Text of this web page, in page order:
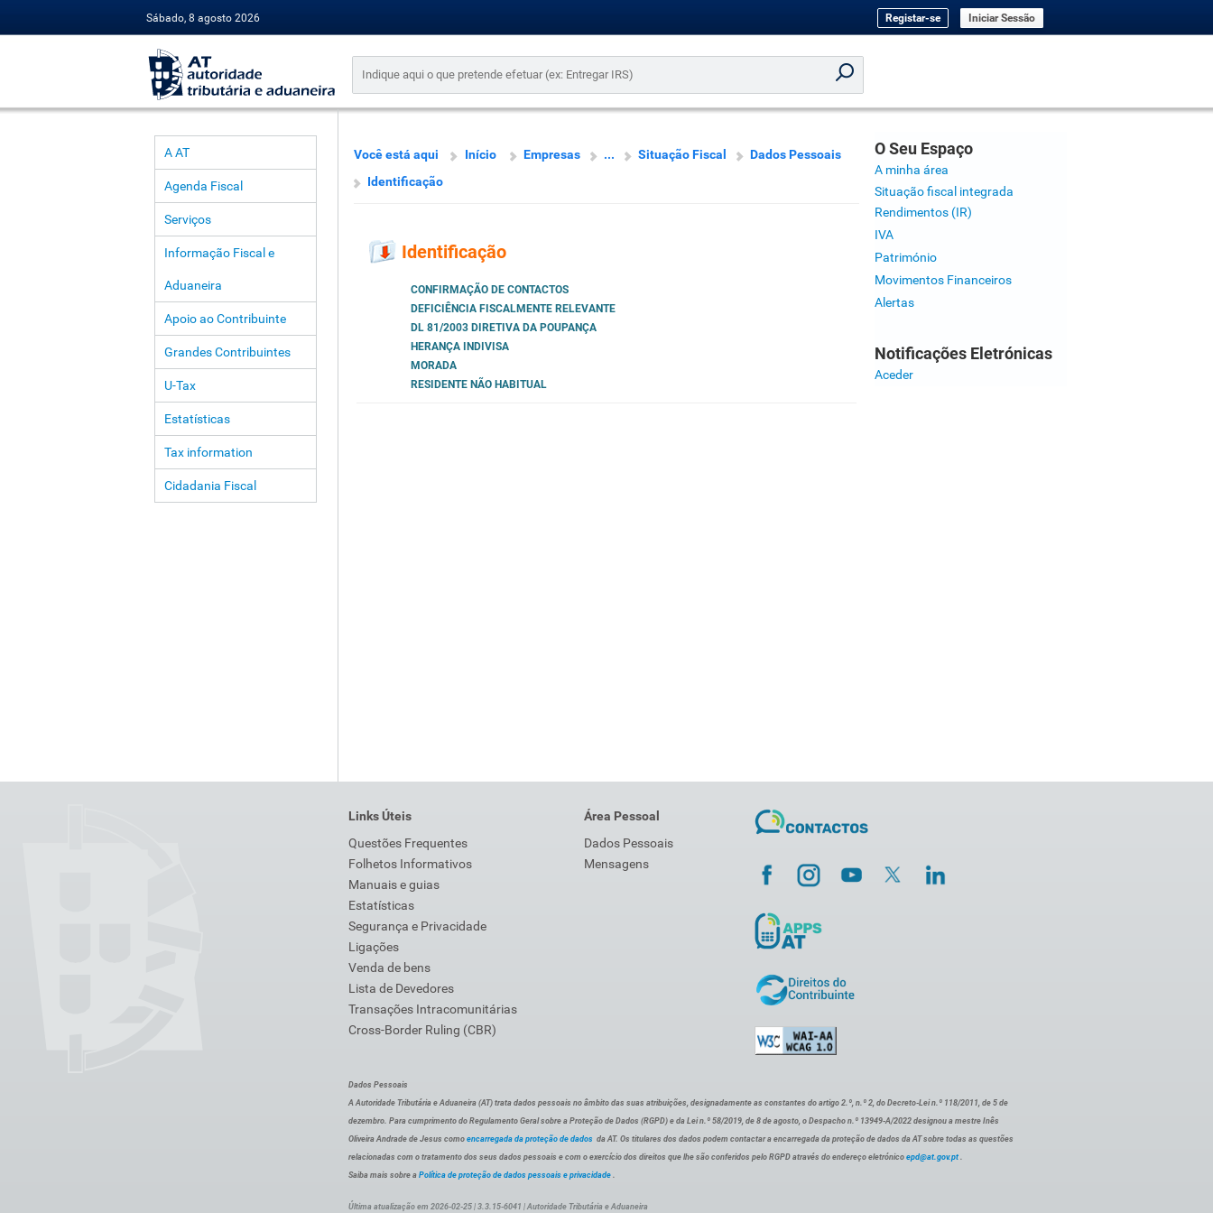
Sábado, 8 agosto 2026 Registar-se Iniciar Sessão
A AT
Agenda Fiscal
Serviços
Informação Fiscal e
Aduaneira
Apoio ao Contribuinte
Grandes Contribuintes
U-Tax
Estatísticas
Tax information
Cidadania Fiscal
Você está aqui Início Empresas ... Situação Fiscal
Dados Pessoais
Identificação
Identificação
CONFIRMAÇÃO DE CONTACTOS
DEFICIÊNCIA FISCALMENTE RELEVANTE
DL 81/2003 DIRETIVA DA POUPANÇA
HERANÇA INDIVISA
MORADA
RESIDENTE NÃO HABITUAL
O Seu Espaço
A minha área
Situação fiscal integrada
Rendimentos (IR)
IVA
Património
Movimentos Financeiros
Alertas
Notificações Eletrónicas
Aceder
Links Úteis
Questões Frequentes
Folhetos Informativos
Manuais e guias
Estatísticas
Segurança e Privacidade
Ligações
Venda de bens
Lista de Devedores
Transações Intracomunitárias
Cross-Border Ruling (CBR)
Área Pessoal
Dados Pessoais
Mensagens
Dados Pessoais
A Autoridade Tributária e Aduaneira (AT) trata dados pessoais no âmbito das suas atribuições, designadamente as constantes do artigo 2.º, n.º 2, do Decreto-Lei n.º 118/2011, de 5 de
dezembro. Para cumprimento do Regulamento Geral sobre a Proteção de Dados (RGPD) e da Lei n.º 58/2019, de 8 de agosto, o Despacho n.º 13949-A/2022 designou a mestre Inês
Oliveira Andrade de Jesus como encarregada da proteção de dados da AT. Os titulares dos dados podem contactar a encarregada da proteção de dados da AT sobre todas as questões
relacionadas com o tratamento dos seus dados pessoais e com o exercício dos direitos que lhe são conferidos pelo RGPD através do endereço eletrónico epd@at.gov.pt .
Saiba mais sobre a Política de proteção de dados pessoais e privacidade .
Última atualização em 2026-02-25 | 3.3.15-6041 | Autoridade Tributária e Aduaneira